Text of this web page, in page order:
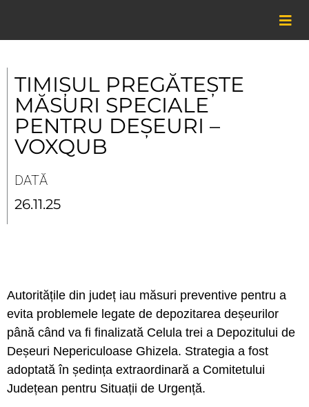
content
TIMIȘUL PREGĂTEȘTE
MĂSURI SPECIALE
PENTRU DEȘEURI –
VOXQUB
DATĂ
26.11.25
Autoritățile din județ iau măsuri preventive pentru a
evita problemele legate de depozitarea deșeurilor
până când va fi finalizată Celula trei a Depozitului de
Deșeuri Nepericuloase Ghizela. Strategia a fost
adoptată în ședința extraordinară a Comitetului
Județean pentru Situații de Urgență.